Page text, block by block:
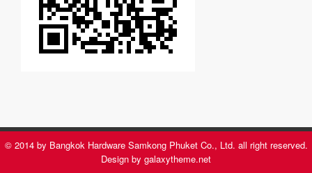
© 2014 by Bangkok Hardware Samkong Phuket Co., Ltd. all right reserved.
Design by galaxytheme.net